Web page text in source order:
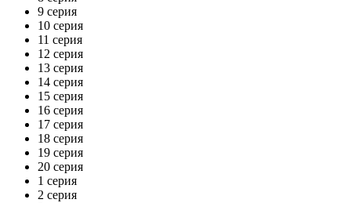
9 серия
10 серия
11 серия
12 серия
13 серия
14 серия
15 серия
16 серия
17 серия
18 серия
19 серия
20 серия
1 серия
2 серия